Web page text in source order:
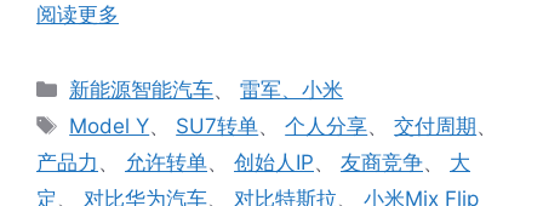
阅读更多
分
类
新能源智能汽车、雷军、小米
标
签
Model Y、 SU7转单、个人分享、交付周期、
产品力 、 允许转单、 创始人IP、 友商竞争、 大
定 、 对比华为汽车、 对比特斯拉、 小米Mix Flip